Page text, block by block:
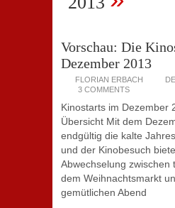
Vorschau: Die
Dezember 2013
FLORIAN ERBACH
3 COMMENTS
Kinostarts im Dezember
Übersicht Mit dem
endgültig die kalte
und der Kinobesuch
Abwechselung zwischen
dem Weihnachtsmarkt
gemütlichen Abend